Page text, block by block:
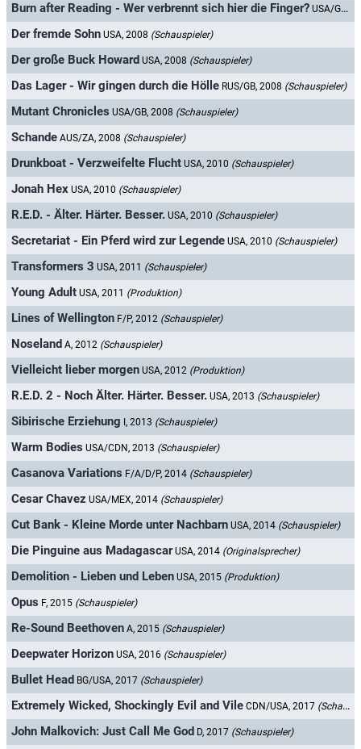
Burn after Reading - Wer verbrennt sich hier die Finger? USA/GB/F, 2008
Der fremde Sohn USA, 2008 (Schauspieler)
Der große Buck Howard USA, 2008 (Schauspieler)
Das Lager - Wir gingen durch die Hölle RUS/GB, 2008 (Schauspieler)
Mutant Chronicles USA/GB, 2008 (Schauspieler)
Schande AUS/ZA, 2008 (Schauspieler)
Drunkboat - Verzweifelte Flucht USA, 2010 (Schauspieler)
Jonah Hex USA, 2010 (Schauspieler)
R.E.D. - Älter. Härter. Besser. USA, 2010 (Schauspieler)
Secretariat - Ein Pferd wird zur Legende USA, 2010 (Schauspieler)
Transformers 3 USA, 2011 (Schauspieler)
Young Adult USA, 2011 (Produktion)
Lines of Wellington F/P, 2012 (Schauspieler)
Noseland A, 2012 (Schauspieler)
Vielleicht lieber morgen USA, 2012 (Produktion)
R.E.D. 2 - Noch Älter. Härter. Besser. USA, 2013 (Schauspieler)
Sibirische Erziehung I, 2013 (Schauspieler)
Warm Bodies USA/CDN, 2013 (Schauspieler)
Casanova Variations F/A/D/P, 2014 (Schauspieler)
Cesar Chavez USA/MEX, 2014 (Schauspieler)
Cut Bank - Kleine Morde unter Nachbarn USA, 2014 (Schauspieler)
Die Pinguine aus Madagascar USA, 2014 (Originalsprecher)
Demolition - Lieben und Leben USA, 2015 (Produktion)
Opus F, 2015 (Schauspieler)
Re-Sound Beethoven A, 2015 (Schauspieler)
Deepwater Horizon USA, 2016 (Schauspieler)
Bullet Head BG/USA, 2017 (Schauspieler)
Extremely Wicked, Shockingly Evil and Vile CDN/USA, 2017 (Schauspieler)
John Malkovich: Just Call Me God D, 2017 (Schauspieler)